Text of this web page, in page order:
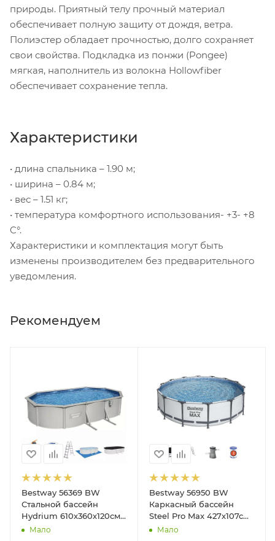
природы. Приятный телу прочный материал
обеспечивает полную защиту от дождя, ветра.
Полиэстер обладает прочностью, долго сохраняет
свои свойства. Подкладка из понжи (Pongee)
мягкая, наполнитель из волокна Hollowfiber
обеспечивает сохранение тепла.
Характеристики
• длина спальника – 1.90 м;
• ширина – 0.84 м;
• вес – 1.51 кг;
• температура комфортного использования- +3- +8
C°.
Характеристики и комплектация могут быть
изменены производителем без предварительного
уведомления.
Рекомендуем
Bestway 56369 BW
Стальной бассейн
Hydrium 610х360х120см,
19929л, песч.фил.-нас
Мало
Bestway 56950 BW
Каркасный бассейн
Steel Pro Max 427х107см,
13030л, фил.-насос
Мало